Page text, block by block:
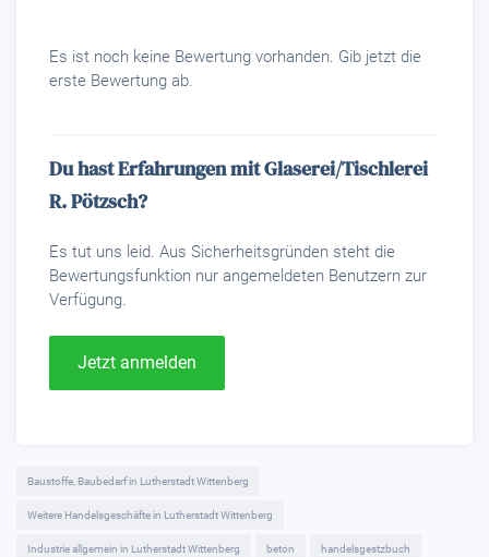
Es ist noch keine Bewertung vorhanden. Gib jetzt die
erste Bewertung ab.
Du hast Erfahrungen mit Glaserei/Tischlerei
R. Pötzsch?
Es tut uns leid. Aus Sicherheitsgründen steht die
Bewertungsfunktion nur angemeldeten Benutzern zur
Verfügung.
Jetzt anmelden
Baustoffe, Baubedarf in Lutherstadt Wittenberg
Weitere Handelsgeschäfte in Lutherstadt Wittenberg
Industrie allgemein in Lutherstadt Wittenberg beton handelsgestzbuch